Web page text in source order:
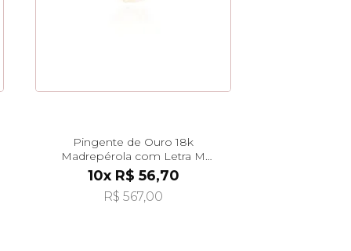
Pingente de Ouro 18k
Madrepérola com Letra M
Pendurada pi24479
10x R$ 56,70
R$ 567,00